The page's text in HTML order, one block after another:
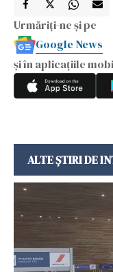
Urmăriți-ne și pe
Google News
și în aplicațiile
ALTE ȘTIRI DE